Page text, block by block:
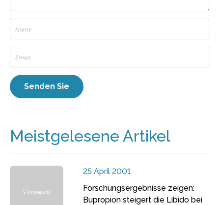
Meistgelesene Artikel
25 April 2001
Forschungsergebnisse zeigen:
Bupropion steigert die Libido bei